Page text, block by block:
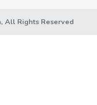
All Rights Reserved